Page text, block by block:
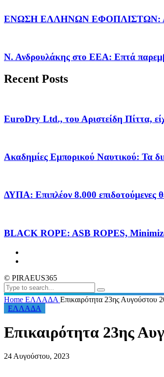
ΕΝΩΣΗ ΕΛΛΗΝΩΝ ΕΦΟΠΛΙΣΤΩΝ:
Ν. Ανδρουλάκης στο ΕΕΑ: Επτά
Recent Posts
EuroDry Ltd., του Αριστείδη Πίττα,
Ακαδημίες Εμπορικού Ναυτικού: Τα
ΔΥΠΑ: Επιπλέον 8.000 επιδοτούμενες
BLACK ROPE: ASB ROPES,
© PIRAEUS365
Home ΕΛΛΑΔΑ Επικαιρότητα 23ης Αυγούστου
ΕΛΛΑΔΑ
Επικαιρότητα 23ης
24 Αυγούστου, 2023